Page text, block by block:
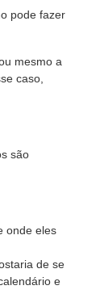
pode fazer
mesmo a
caso,
são
onde eles
de se
e